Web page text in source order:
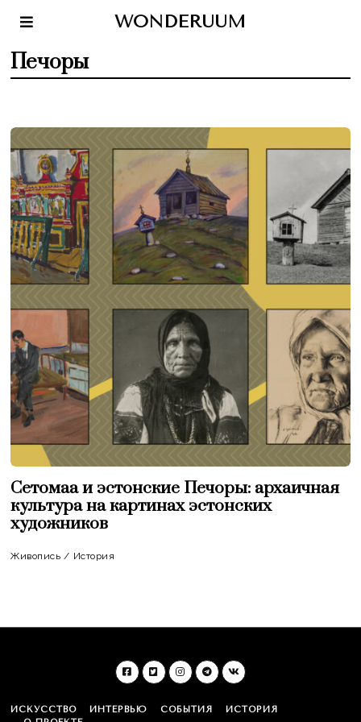
WONDERUUM
Печоры
Сетомаа и эстонские Печоры: архаичная
культура на картинах эстонских
художников
Живопись / История
ИСКУССТВО ИНТЕРВЬЮ СОБЫТИЯ
ИСТОРИЯ